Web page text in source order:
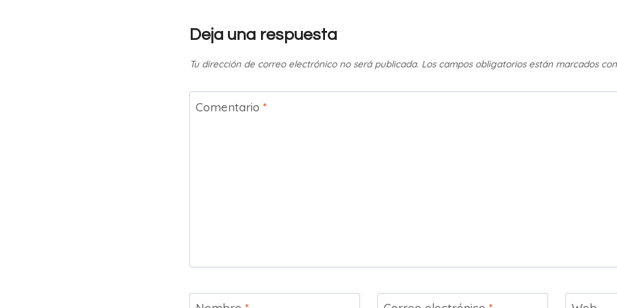
Deja una respuesta
Tu dirección de correo electrónico no será publicada. Los campos obligatorios están marcados
Comentario *